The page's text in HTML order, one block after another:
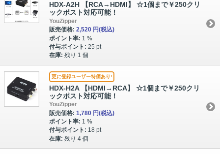
HDX-A2H 【RCA→HDMI】 ☆1個まで￥250クリ
ックポスト対応可能！
YouZipper
販売価格: 2,520 円(税込)
ポイント率: 1 %
付与ポイント: 25 pt
在庫: 残り 1 個
更に登録ユーザー特価あり!
HDX-H2A 【HDMI→RCA】 ☆1個まで￥250クリ
ックポスト対応可能！
YouZipper
販売価格: 1,780 円(税込)
ポイント率: 1 %
付与ポイント: 18 pt
在庫: 残り 4 個